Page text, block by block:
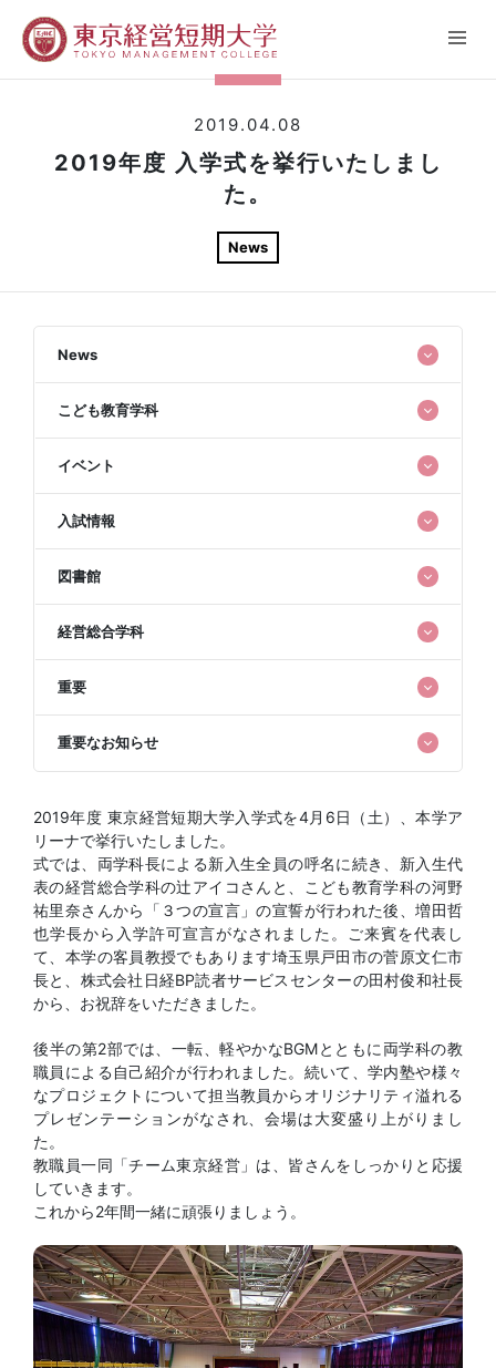
2019.04.08
2019年度 入学式を挙行いたしまし
た。
News
News
こども教育学科
イベント
入試情報
図書館
経営総合学科
重要
重要なお知らせ
2019年度 東京経営短期大学入学式を4月6日（土）、本学ア
リーナで挙行いたしました。
式では、両学科長による新入生全員の呼名に続き、新入生代
表の経営総合学科の辻アイコさんと、こども教育学科の河野
祐里奈さんから「３つの宣言」の宣誓が行われた後、増田哲
也学長から入学許可宣言がなされました。ご来賓を代表し
て、本学の客員教授でもあります埼玉県戸田市の菅原文仁市
長と、株式会社日経BP読者サービスセンターの田村俊和社長
から、お祝辞をいただきました。
後半の第2部では、一転、軽やかなBGMとともに両学科の教
職員による自己紹介が行われました。続いて、学内塾や様々
なプロジェクトについて担当教員からオリジナリティ溢れる
プレゼンテーションがなされ、会場は大変盛り上がりまし
た。
教職員一同「チーム東京経営」は、皆さんをしっかりと応援
していきます。
これから2年間一緒に頑張りましょう。